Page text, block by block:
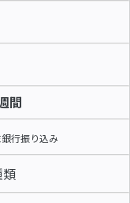
間
行振り込み
類